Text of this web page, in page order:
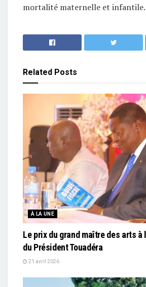
mortalité maternelle et infantile.
Related Posts
À LA UNE
Le prix du grand maître des arts à
du Président Touadéra
21 avril 2026